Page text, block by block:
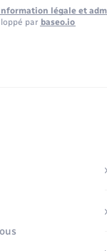
légale et
par baseo.io